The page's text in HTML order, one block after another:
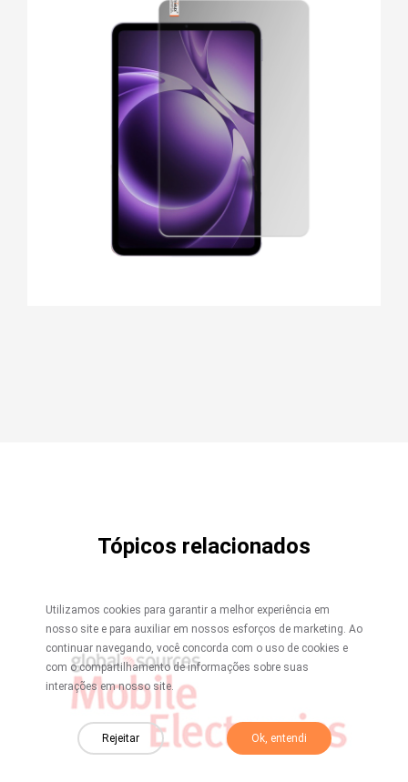
Tópicos relacionados
Utilizamos cookies para garantir a melhor experiência em
nosso site e para auxiliar em nossos esforços de marketing. Ao
continuar navegando, você concorda com o uso de cookies e
com o compartilhamento de informações sobre suas
interações em nosso site.
Rejeitar Ok, entendi